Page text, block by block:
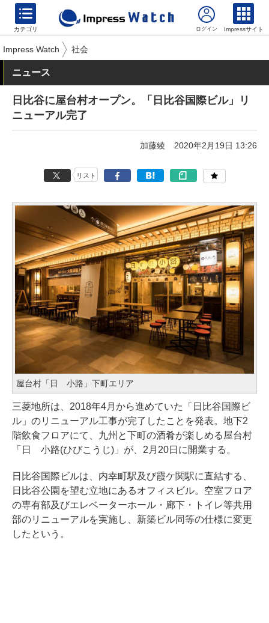
カテゴリ Impressサイト
Impress Watch 社会
ニュース
日比谷に屋台村オープン。「日比谷国際ビル」リ
ニューアル完了
加藤綾 2020年2月19日 13:26
リスト
屋台村「日ゞ小路」下町エリア
三菱地所は、2018年4月から進めていた「日比谷国際ビ
ル」のリニューアル工事が完了したことを発表。地下2
階飲食フロアにて、九州と下町の酒肴が楽しめる屋台村
「日ゞ小路(ひびこうじ)」が、2月20日に開業する。
日比谷国際ビルは、内幸町駅及び霞ケ関駅に直結する、
日比谷公園を望む立地にあるオフィスビル。空室フロア
の専有部及びエレベーターホール・廊下・トイレ等共用
部のリニューアルを実施し、新築ビル同等の仕様に変更
したという。